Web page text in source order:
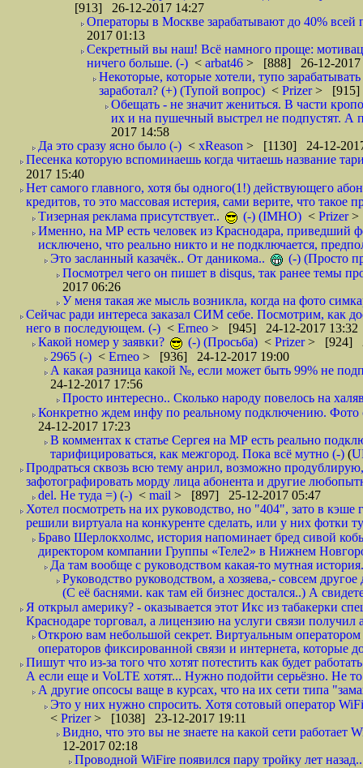
[913] 26-12-2017 14:27
Операторы в Москве зарабатывают до 40% всей
2017 01:13
Секретный вы наш! Всё намного проще:
ничего больше. (-) < arbat46 > [888] 26-12-2017
Некоторые, которые хотели, тупо
заработал? (+) (Тупой вопрос) < Prizer> [915]
Обещать - не значит жениться. В части
их и на пушечный выстрел не подпустят. А
2017 14:58
Да это сразу ясно было (-) < xReason > [1130] 24-12-
Песенка которую вспоминаешь когда читаешь название
2017 15:40
Нет самого главного, хотя бы одного(1!) действующего
кредитов, то это массовая истерия, сами верите, что такое
Тизерная реклама присутствует..
(-) (IMHO) < Prizer>
Именно, на МР есть человек из Краснодара, приведший
исключено, что реально никто и не подключается,
Это засланный казачёк.. От даникома..
(-) (Просто
Посмотрел чего он пишет в disqus, так ранее темы
2017 06:26
У меня такая же мысль возникла, когда на фото
Сейчас ради интереса заказал СИМ себе. Посмотрим, как
него в последующем. (-) < Erneo > [945] 24-12-2017 13:32
Какой номер у заявки?
(-) (Просьба) < Prizer> [924]
2965 (-) < Erneo > [936] 24-12-2017 19:00
А какая разница какой №, если может быть 99% не
24-12-2017 17:56
Просто интересно.. Сколько народу повелось на
Конкретно ждем инфу по реальному подключению. Фото
24-12-2017 17:23
В комментах к статье Сергея на МР есть реально
тарифицироваться, как межгород. Пока всё мутно (-) (
Продраться сквозь всю тему анрил, возможно
зафотографировать морду лица абонента и другие
del. Не туда =) (-) < mail > [897] 25-12-2017 05:47
Хотел посмотреть на их руководство, но "404", зато в
решили виртуала на конкуренте сделать, или у них фотки
Браво Шерлокхолмс, история напоминает бред сивой
директором компании Группы «Теле2» в Нижнем
Да там вообще с руководством какая-то мутная
Руководство руководством, а хозяева,- совсем
(С её баснями. как там ей бизнес достался..) А
Я открыл америку? - оказывается этот Икс из табакерки
Краснодаре торговал, а лицензию на услуги связи получил
Открою вам небольшой секрет. Виртуальным оператором
операторов фиксированной связи и интернета, которые
Пишут что из-за того что хотят потестить как будет
А если еще и VoLTE хотят... Нужно подойти серьёзно. Не
А другие опсосы ваще в курсах, что на их сети типа
Это у них нужно спросить. Хотя сотовый оператор
< Prizer> [1038] 23-12-2017 19:11
Видно, что это вы не знаете на какой сети
12-2017 02:18
Проводной WiFire появился пару тройку лет